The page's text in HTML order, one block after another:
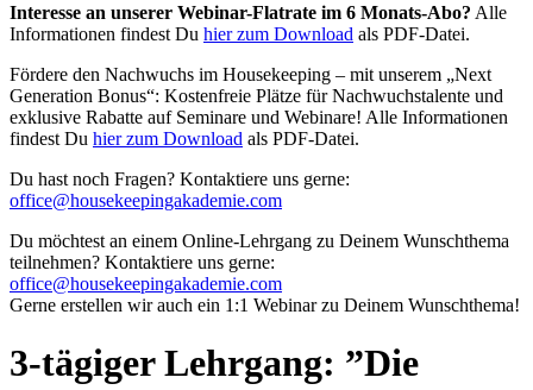
Interesse an unserer Webinar-Flatrate im 6 Monats-Abo? Alle
Informationen findest Du hier zum Download als PDF-Datei.
Fördere den Nachwuchs im Housekeeping – mit unserem „Next
Generation Bonus“: Kostenfreie Plätze für Nachwuchstalente und
exklusive Rabatte auf Seminare und Webinare! Alle Informationen
findest Du hier zum Download als PDF-Datei.
Du hast noch Fragen? Kontaktiere uns gerne:
office@housekeepingakademie.com
Du möchtest an einem Online-Lehrgang zu Deinem Wunschthema
teilnehmen? Kontaktiere uns gerne:
office@housekeepingakademie.com
Gerne erstellen wir auch ein 1:1 Webinar zu Deinem Wunschthema!
3-tägiger Lehrgang: ”Die